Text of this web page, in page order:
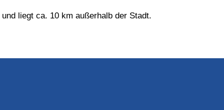
liegt ca. 10 km außerhalb der Stadt.